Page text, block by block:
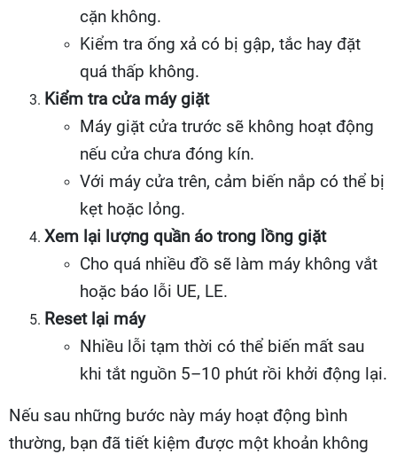
cặn không.
Kiểm tra ống xả có bị gập, tắc hay đặt
quá thấp không.
Kiểm tra cửa máy giặt
Máy giặt cửa trước sẽ không hoạt động
nếu cửa chưa đóng kín.
Với máy cửa trên, cảm biến nắp có thể bị
kẹt hoặc lỏng.
Xem lại lượng quần áo trong lồng giặt
Cho quá nhiều đồ sẽ làm máy không vắt
hoặc báo lỗi UE, LE.
Reset lại máy
Nhiều lỗi tạm thời có thể biến mất sau
khi tắt nguồn 5–10 phút rồi khởi động lại.
Nếu sau những bước này máy hoạt động bình
thường, bạn đã tiết kiệm được một khoản không